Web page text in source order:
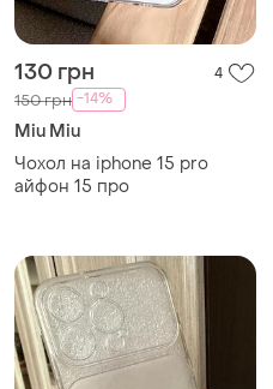
130 грн 4
150 грн -14%
Miu Miu
Чохол на iphone 15 pro
айфон 15 про